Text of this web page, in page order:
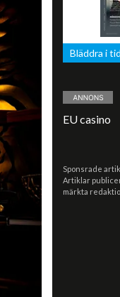
Bläddra i
EU casino
Sponsrade
Artiklar
märkta